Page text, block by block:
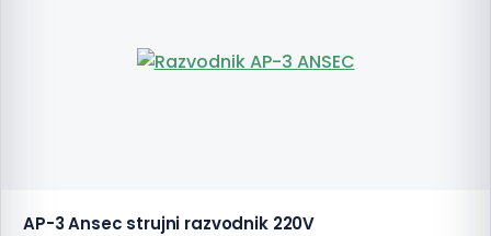
AP-3 Ansec strujni razvodnik 220V